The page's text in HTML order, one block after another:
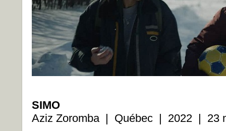
SIMO
Aziz Zoromba | Québec | 2022 | 23